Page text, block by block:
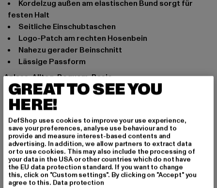
Kordelzug außen am elastischen Bund sorgt für
festen Halt
Seitliche Einschubtaschen
Logo-Patch am rechten Hosenbein
Nahezu gerader Beinschnitt
Lässige Passform
Anlass: Alltag, Bequem, Basic
Marke: 9N1M SENSE
Kat.: Jogginghosen
Farbe: grau
Hersteller Farbe: darkshadow
Materialzusammensetzung: 100% Baumwolle
Art.Nr: SENSE036-02457
Hersteller: TB International GmbH |info@tbint.de
Dr.-Robert-Murjahn-Straße 7 | 64372 Ober-Ramstadt |
GREAT TO SEE YOU
HERE!
DefShop uses cookies to improve your use experience,
save your preferences, analyse use behaviour and to
provide and measure interest-based contents and
advertising. In addition, we allow partners to extract data
or to use cookies. This may also include the processing of
your data in the USA or other countries which do not have
the EU data protection standard. If you want to change
this, click on "Custom settings". By clicking on "Accept" you
agree to this. Data protection